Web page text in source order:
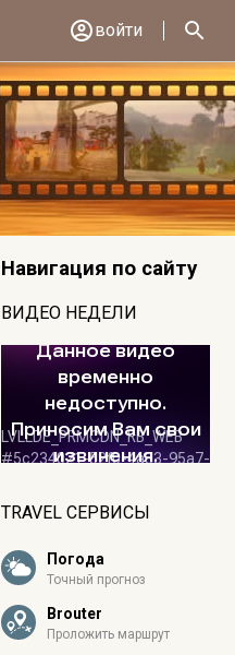
войти
Навигация по сайту
ВИДЕО НЕДЕЛИ
TRAVEL СЕРВИСЫ
Погода
Точный прогноз
Brouter
Проложить маршрут